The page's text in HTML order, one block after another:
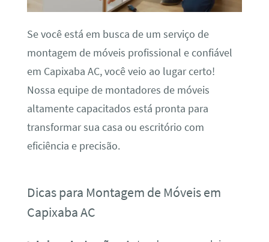
Se você está em busca de um serviço de
montagem de móveis profissional e confiável
em Capixaba AC, você veio ao lugar certo!
Nossa equipe de montadores de móveis
altamente capacitados está pronta para
transformar sua casa ou escritório com
eficiência e precisão.
Dicas para Montagem de Móveis em
Capixaba AC